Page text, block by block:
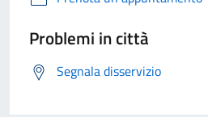
Problemi in città
Segnala disservizio